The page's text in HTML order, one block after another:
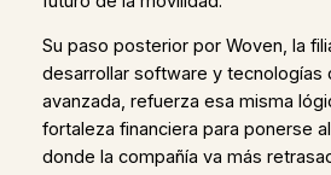
Su paso posterior por Woven, la
desarrollar software y tecnologías
avanzada, refuerza esa misma
fortaleza financiera para ponerse
donde la compañía va más